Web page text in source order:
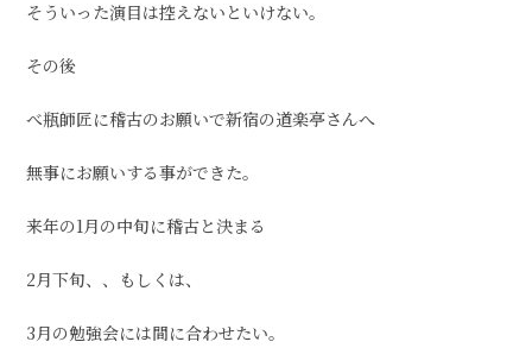
そういった演目は控えないといけない。
その後
べ瓶師匠に稽古のお願いで新宿の道楽亭さんへ
無事にお願いする事ができた。
来年の1月の中旬に稽古と決まる
2月下旬、、もしくは、
3月の勉強会には間に合わせたい。